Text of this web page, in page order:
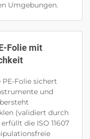
Umgebungen.
Folie mit
Folie sichert
und
(validiert durch
die ISO 11607